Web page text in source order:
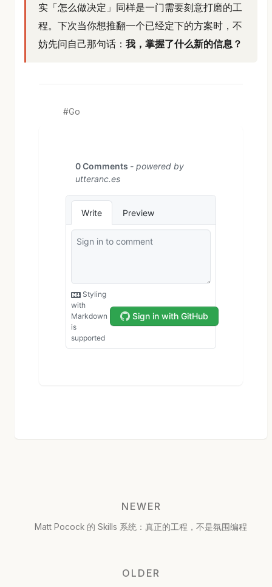
实「怎么做决定」同样是一门需要刻意打磨的工
程。下次当你想推翻一个已经定下的方案时，不
妨先问自己那句话： 我，掌握了什么新的信息？
Go
NEWER
Matt Pocock 的 Skills 系统：真正的工程，不是氛围编程
OLDER